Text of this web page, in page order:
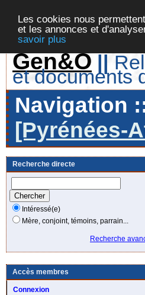
Les cookies nous
et les annonces et
savoir plus
Gen&O ||
et documents
Navigation
[Pyrénées-
Recherche directe
Intéressé(e)
Mère, conjoint, témoins, parrain...
Recherche
Accès membres
Connexion